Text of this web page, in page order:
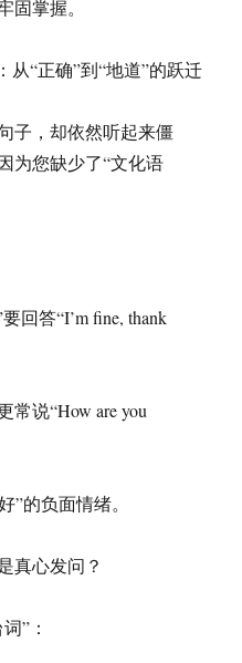
固掌握。
从“正确”到“地道”的跃迁
子，却依然听起来僵
为您缺少了“文化语
回答“I’m fine, thank
说“How are you
”的负面情绪。
真心发问？
”：